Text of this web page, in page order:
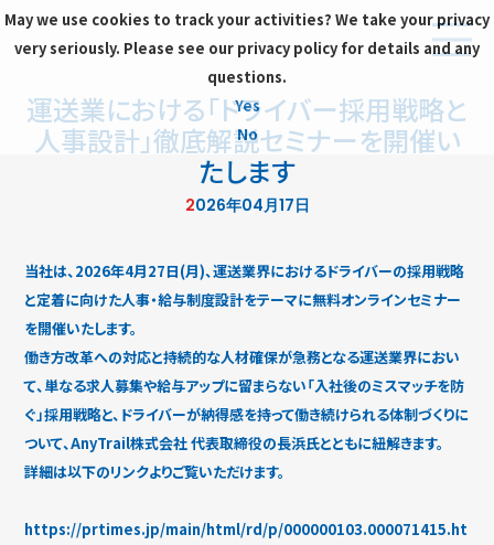
運送業における「ドライバー採用戦略と
人事設計」徹底解説セミナーを開催い
たします
2026年04月17日
当社は、2026年4月27日(月)、運送業界におけるドライバーの採用戦略
と定着に向けた人事・給与制度設計をテーマに無料オンラインセミナー
を開催いたします。
働き方改革への対応と持続的な人材確保が急務となる運送業界におい
て、単なる求人募集や給与アップに留まらない「入社後のミスマッチを防
ぐ」採用戦略と、ドライバーが納得感を持って働き続けられる体制づくりに
ついて、AnyTrail株式会社 代表取締役の長浜氏とともに紐解きます。
詳細は以下のリンクよりご覧いただけます。
https://prtimes.jp/main/html/rd/p/000000103.000071415.ht
May we use cookies to track your activities? We take your privacy
very seriously. Please see our privacy policy for details and any
questions.
Yes
No